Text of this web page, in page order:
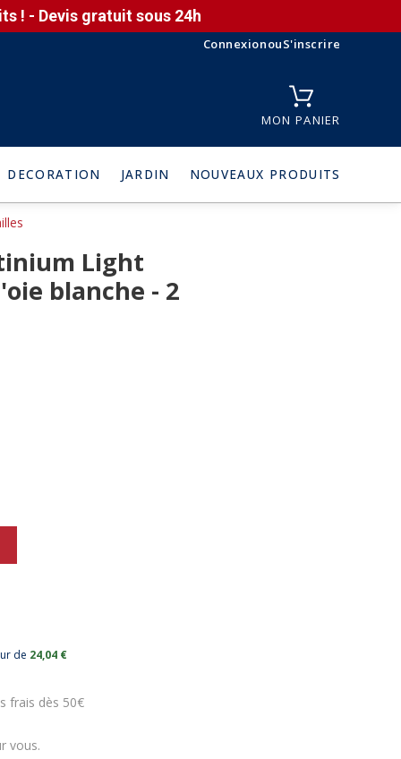
! - Devis gratuit sous 24h
ConnexionouS'inscrire
MON PANIER
DECORATION JARDIN NOUVEAUX PRODUITS
Light
blanche - 2
de 24,04 €
frais dès 50€
vous.